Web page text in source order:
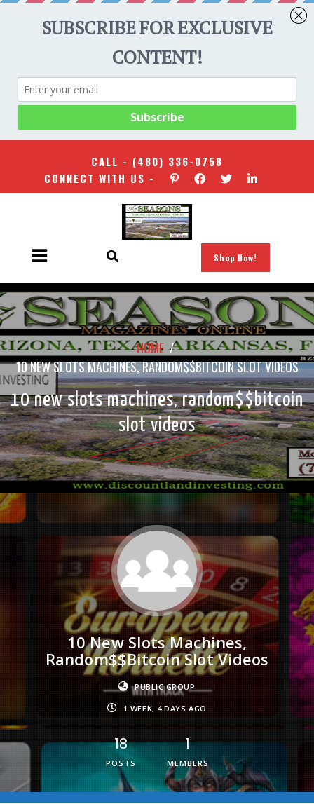
CALL - (480) 336-0758
CONNECT WITH US -
Shop Now!
HOME /
10 NEW SLOTS MACHINES, RANDOM$$BITCOIN SLOT VIDEOS
10 new slots machines, random$$bitcoin
slot videos
10 New Slots Machines,
Random$$bitcoin Slot Videos
PUBLIC GROUP
1 WEEK, 4 DAYS AGO
18
POSTS
1
MEMBERS